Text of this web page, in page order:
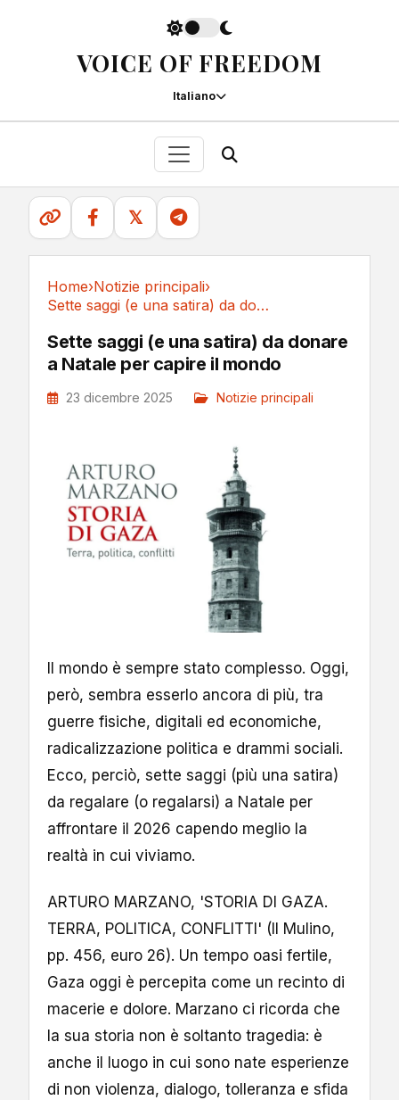
VOICE OF FREEDOM
Italiano
𝕏
Home›Notizie principali›
Sette saggi (e una satira) da donare a Natale...
Sette saggi (e una satira) da donare
a Natale per capire il mondo
23 dicembre 2025 Notizie principali
Il mondo è sempre stato complesso. Oggi,
però, sembra esserlo ancora di più, tra
guerre fisiche, digitali ed economiche,
radicalizzazione politica e drammi sociali.
Ecco, perciò, sette saggi (più una satira)
da regalare (o regalarsi) a Natale per
affrontare il 2026 capendo meglio la
realtà in cui viviamo.
ARTURO MARZANO, 'STORIA DI GAZA.
TERRA, POLITICA, CONFLITTI' (Il Mulino,
pp. 456, euro 26). Un tempo oasi fertile,
Gaza oggi è percepita come un recinto di
macerie e dolore. Marzano ci ricorda che
la sua storia non è soltanto tragedia: è
anche il luogo in cui sono nate esperienze
di non violenza, dialogo, tolleranza e sfida